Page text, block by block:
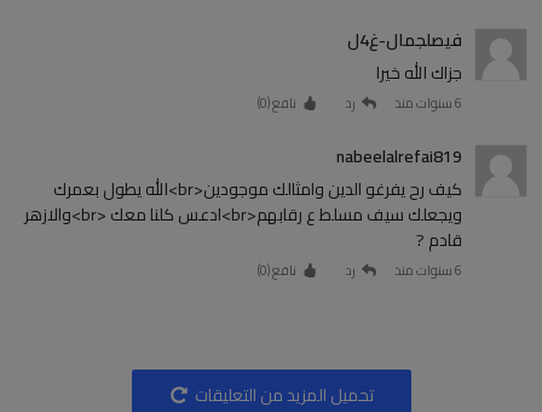
فيصلجمال-غ4ل
جزاك الله خيرا
6 سنوات منذ رد نافع (0
)
nabeelalrefai819
كيف رح يفرغو الدين وامثالك موجودين<br>الله يطول بعمرك
ويجعلك سيف مسلط ع رقابهم<br>ادعس كلنا معك <br>والازهر
قادم ?
6 سنوات منذ رد نافع (0
)
تحميل المزيد من التعليقات